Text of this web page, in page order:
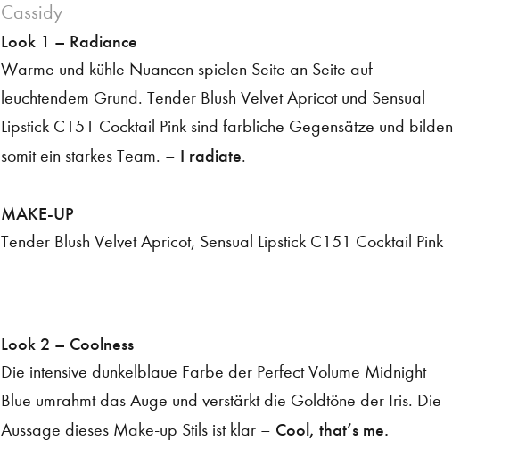
Cassidy
Look 1 – Radiance
Warme und kühle Nuancen spielen Seite an Seite auf
leuchtendem Grund. Tender Blush Velvet Apricot und Sensual
Lipstick C151 Cocktail Pink sind farbliche Gegensätze und bilden
somit ein starkes Team. – I radiate.
MAKE-UP
Tender Blush Velvet Apricot, Sensual Lipstick C151 Cocktail Pink
Look 2 – Coolness
Die intensive dunkelblaue Farbe der Perfect Volume Midnight
Blue umrahmt das Auge und verstärkt die Goldtöne der Iris. Die
Aussage dieses Make-up Stils ist klar – Cool, that’s me.